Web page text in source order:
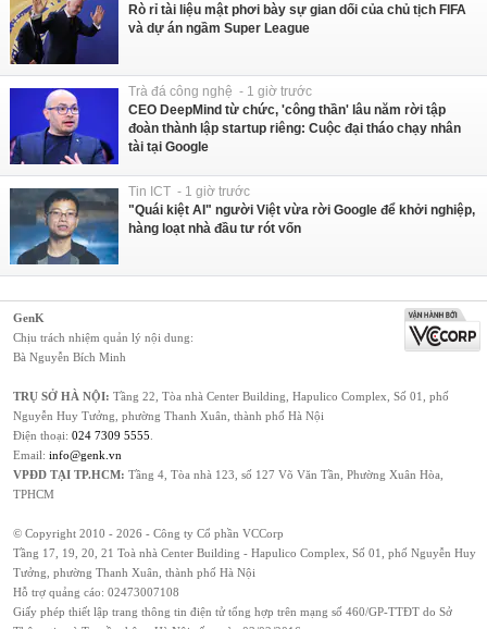
Rò rỉ tài liệu mật phơi bày sự gian dối của chủ tịch FIFA
và dự án ngầm Super League
Trà đá công nghệ - 1 giờ trước
CEO DeepMind từ chức, 'công thần' lâu năm rời tập
đoàn thành lập startup riêng: Cuộc đại tháo chạy nhân
tài tại Google
Tin ICT - 1 giờ trước
"Quái kiệt AI" người Việt vừa rời Google để khởi nghiệp,
hàng loạt nhà đầu tư rót vốn
GenK
Chịu trách nhiệm quản lý nội dung:
Bà Nguyễn Bích Minh
TRỤ SỞ HÀ NỘI: Tầng 22, Tòa nhà Center Building, Hapulico Complex, Số 01, phố
Nguyễn Huy Tưởng, phường Thanh Xuân, thành phố Hà Nội
Điện thoại: 024 7309 5555
Email: info@genk.vn
VPĐD TẠI TP.HCM: Tầng 4, Tòa nhà 123, số 127 Võ Văn Tần, Phường Xuân Hòa,
TPHCM
© Copyright 2010 - 2026 - Công ty Cổ phần VCCorp
Tầng 17, 19, 20, 21 Toà nhà Center Building - Hapulico Complex, Số 01, phố Nguyễn Huy
Tưởng, phường Thanh Xuân, thành phố Hà Nội
Hỗ trợ quảng cáo: 02473007108
Giấy phép thiết lập trang thông tin điện tử tổng hợp trên mạng số 460/GP-TTĐT do Sở